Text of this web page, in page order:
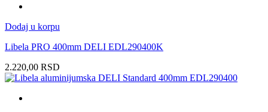
Dodaj u korpu
Libela PRO 400mm DELI EDL290400K
2.220,00 RSD